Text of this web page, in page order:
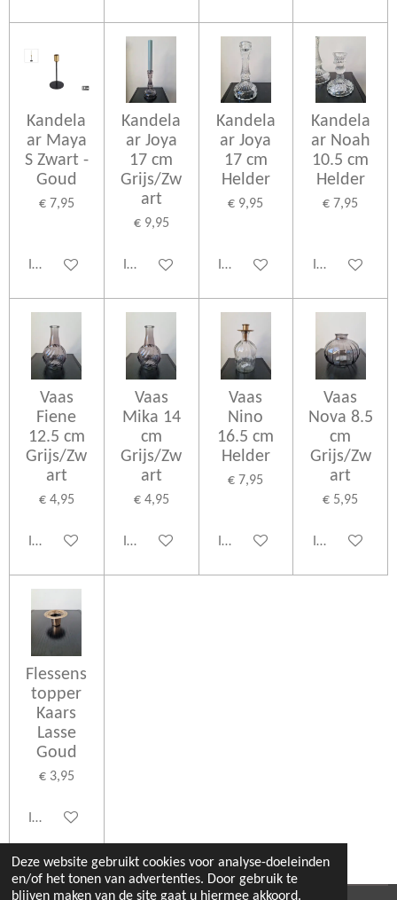
Deze website gebruikt cookies voor analyse-doeleinden
en/of het tonen van advertenties. Door gebruik te
blijven maken van de site gaat u hiermee akkoord.
Kandela
ar Maya
S Zwart -
Goud
€ 7,95
In winkelwagen
Kandela
ar Joya
17 cm
Grijs/Zw
art
€ 9,95
In winkelwagen
Kandela
ar Joya
17 cm
Helder
€ 9,95
In winkelwagen
Kandela
ar Noah
10.5 cm
Helder
€ 7,95
In
Vaas
Fiene
12.5 cm
Grijs/Zw
art
€ 4,95
In winkelwagen
Vaas
Mika 14
cm
Grijs/Zw
art
€ 4,95
In winkelwagen
Vaas
Nino
16.5 cm
Helder
€ 7,95
In winkelwagen
Vaas
Nova 8.5
cm
Grijs/Zw
art
€ 5,95
In
Flessens
topper
Kaars
Lasse
Goud
€ 3,95
In winkelwagen